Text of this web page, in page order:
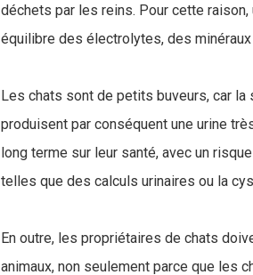
déchets par les reins. Pour cette
équilibre des électrolytes, des
Les chats sont de petits buveurs, car
produisent par conséquent une urine
long terme sur leur santé, avec un
telles que des calculs urinaires ou la
En outre, les propriétaires de chats
animaux, non seulement parce que les